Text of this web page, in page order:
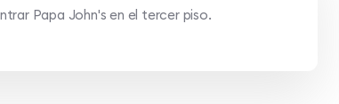
Papa John's en el tercer piso.